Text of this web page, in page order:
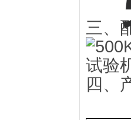
三、
四、